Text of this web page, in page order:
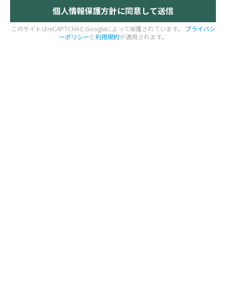
このサイトはreCAPTCHAとGoogleによって保護されています。
プライバシ
ーポリシーと利用規約が適用されます。